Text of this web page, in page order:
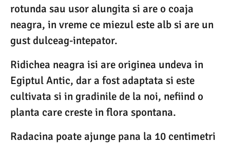
rotunda sau usor alungita si are o coaja
neagra, in vreme ce miezul este alb si are un
gust dulceag-intepator.
Ridichea neagra isi are originea undeva in
Egiptul Antic, dar a fost adaptata si este
cultivata si in gradinile de la noi, nefiind o
planta care creste in flora spontana.
Radacina poate ajunge pana la 10 centimetri